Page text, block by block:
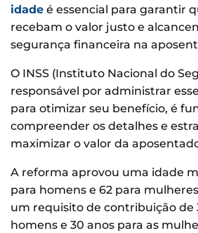
idade é essencial para garantir
recebam o valor justo e
segurança financeira na
O INSS (Instituto Nacional do
responsável por administrar
para otimizar seu benefício, é
compreender os detalhes e
maximizar o valor da
A reforma aprovou uma idade
para homens e 62 para
um requisito de contribuição de
homens e 30 anos para as